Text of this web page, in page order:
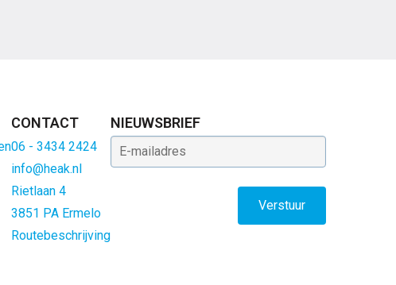
CONTACT
06 - 3434 2424
info@heak.nl
Rietlaan 4
3851 PA Ermelo
Routebeschrijving
NIEUWSBRIEF
E-mailadres